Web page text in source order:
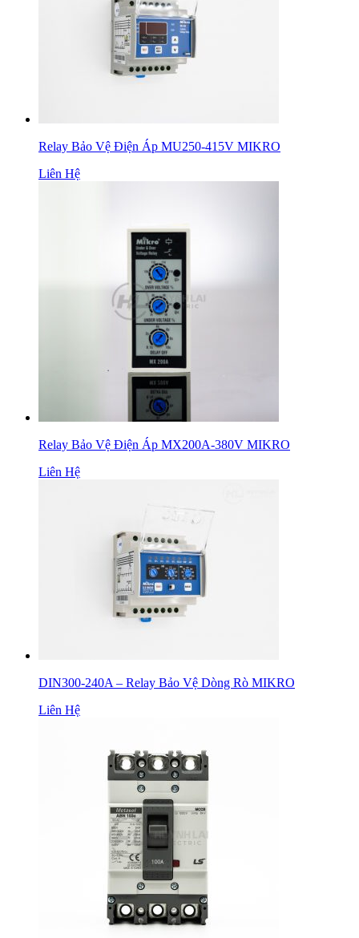
Relay Bảo Vệ Điện Áp MU250-415V MIKRO
Liên Hệ
Relay Bảo Vệ Điện Áp MX200A-380V MIKRO
Liên Hệ
DIN300-240A – Relay Bảo Vệ Dòng Rò MIKRO
Liên Hệ